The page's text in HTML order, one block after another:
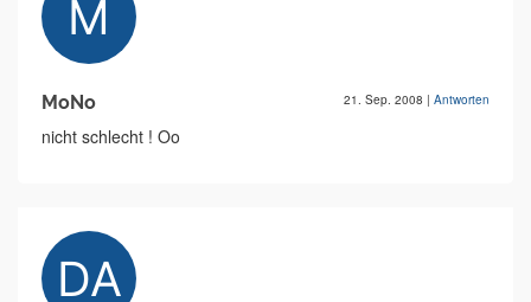
MoNo 21. Sep. 2008 | Antworten
nicht schlecht ! Oo